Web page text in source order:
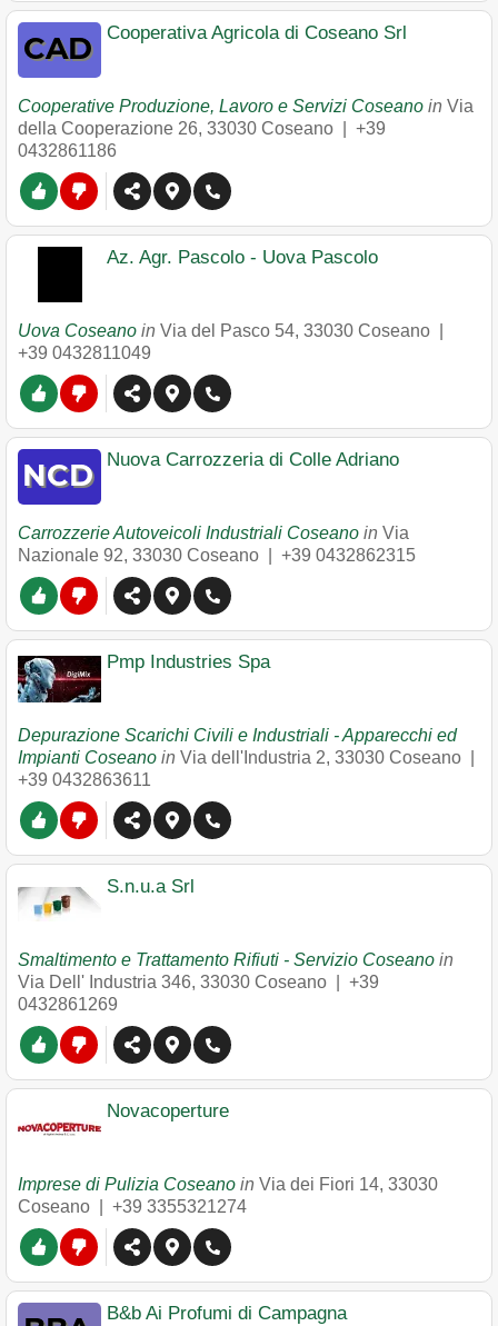
Cooperativa Agricola di Coseano Srl
Cooperative Produzione, Lavoro e Servizi Coseano in Via
della Cooperazione 26, 33030 Coseano
+39
0432861186
Az. Agr. Pascolo - Uova Pascolo
Uova Coseano in Via del Pasco 54, 33030 Coseano
+39 0432811049
Nuova Carrozzeria di Colle Adriano
Carrozzerie Autoveicoli Industriali Coseano in Via
Nazionale 92, 33030 Coseano +39 0432862315
Pmp Industries Spa
Depurazione Scarichi Civili e Industriali - Apparecchi ed
Impianti Coseano in Via dell'Industria 2, 33030 Coseano
+39 0432863611
S.n.u.a Srl
Smaltimento e Trattamento Rifiuti - Servizio Coseano in
Via Dell' Industria 346, 33030 Coseano
+39
0432861269
Novacoperture
Imprese di Pulizia Coseano in Via dei Fiori 14, 33030
Coseano
+39 3355321274
B&b Ai Profumi di Campagna